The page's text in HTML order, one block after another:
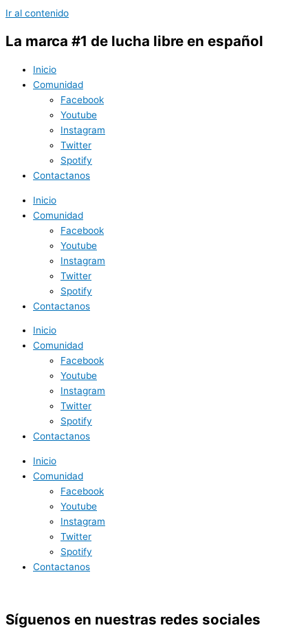
Ir al contenido
La marca #1 de lucha libre en español
Inicio
Comunidad
Facebook
Youtube
Instagram
Twitter
Spotify
Contactanos
Inicio
Comunidad
Facebook
Youtube
Instagram
Twitter
Spotify
Contactanos
Inicio
Comunidad
Facebook
Youtube
Instagram
Twitter
Spotify
Contactanos
Inicio
Comunidad
Facebook
Youtube
Instagram
Twitter
Spotify
Contactanos
Síguenos en nuestras redes sociales